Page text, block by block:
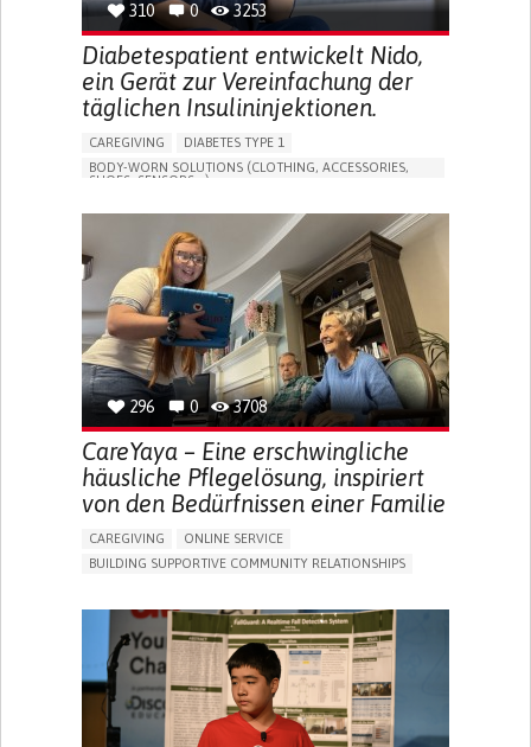
310 0 3253
Diabetespatient entwickelt Nido,
ein Gerät zur Vereinfachung der
täglichen Insulininjektionen.
CAREGIVING
DIABETES TYPE 1
BODY-WORN SOLUTIONS (CLOTHING, ACCESSORIES,
SHOES, SENSORS...)
296 0 3708
CareYaya – Eine erschwingliche
häusliche Pflegelösung, inspiriert
von den Bedürfnissen einer Familie
CAREGIVING
ONLINE SERVICE
BUILDING SUPPORTIVE COMMUNITY RELATIONSHIPS
GENERAL AND FAMILY MEDICINE
AGING
CAREGIVER SUPPORT
UNITED STATES